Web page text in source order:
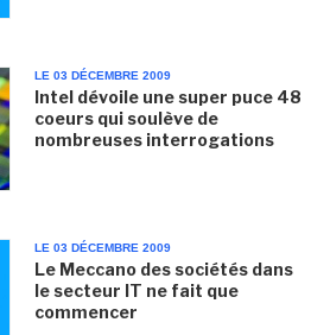
LE 03 DÉCEMBRE 2009
Intel dévoile une super puce 48
coeurs qui soulève de
nombreuses interrogations
LE 03 DÉCEMBRE 2009
Le Meccano des sociétés dans
le secteur IT ne fait que
commencer